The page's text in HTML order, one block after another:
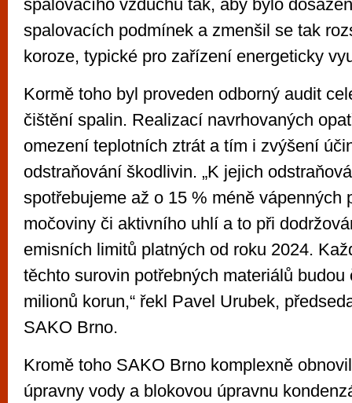
spalovacího vzduchu tak, aby bylo
spalovacích podmínek a zmenšil se tak
koroze, typické pro zařízení energeticky
Kormě toho byl proveden odborný audit
čištění spalin. Realizací navrhovaných
omezení teplotních ztrát a tím i zvýšení
odstraňování škodlivin. „K jejich
spotřebujeme až o 15 % méně vápenných
močoviny či aktivního uhlí a to při
emisních limitů platných od roku 2024.
těchto surovin potřebných materiálů budou
milionů korun,“ řekl Pavel Urubek,
SAKO Brno.
Kromě toho SAKO Brno komplexně
úpravny vody a blokovou úpravnu